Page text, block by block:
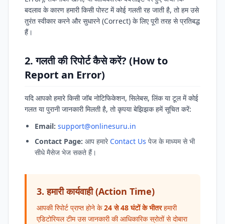
बदलाव के कारण हमारी किसी पोस्ट में कोई गलती रह जाती है, तो हम उसे
तुरंत स्वीकार करने और सुधारने (Correct) के लिए पूरी तरह से प्रतिबद्ध
हैं।
2. गलती की रिपोर्ट कैसे करें? (How to
Report an Error)
यदि आपको हमारे किसी जॉब नोटिफिकेशन, सिलेबस, लिंक या टूल में कोई
गलत या पुरानी जानकारी मिलती है, तो कृपया बेझिझक हमें सूचित करें:
Email: support@onlinesuru.in
Contact Page: आप हमारे Contact Us पेज के माध्यम से भी
सीधे मैसेज भेज सकते हैं।
3. हमारी कार्यवाही (Action Time)
आपकी रिपोर्ट प्राप्त होने के24 से 48 घंटों के भीतरहमारी
एडिटोरियल टीम उस जानकारी की आधिकारिक स्रोतों से दोबारा